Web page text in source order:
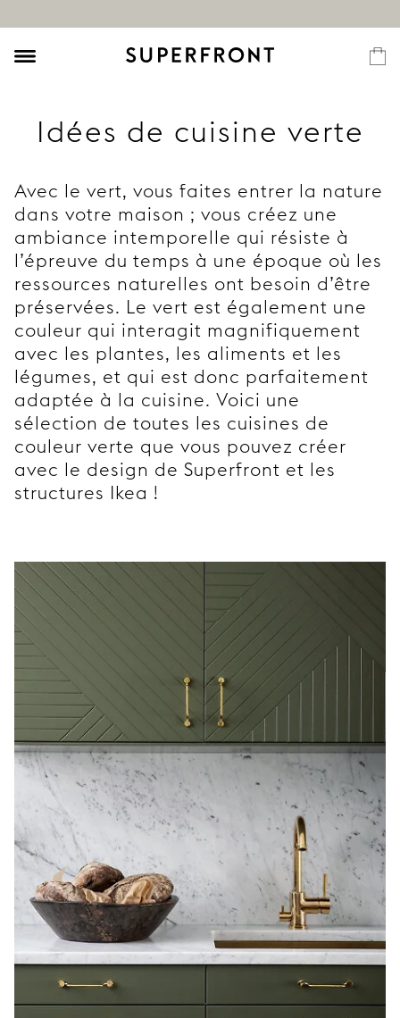
Idées de cuisine verte
Avec le vert, vous faites entrer la nature
dans votre maison ; vous créez une
ambiance intemporelle qui résiste à
l’épreuve du temps à une époque où les
ressources naturelles ont besoin d’être
préservées. Le vert est également une
couleur qui interagit magnifiquement
avec les plantes, les aliments et les
légumes, et qui est donc parfaitement
adaptée à la cuisine. Voici une
sélection de toutes les cuisines de
couleur verte que vous pouvez créer
avec le design de Superfront et les
structures Ikea !